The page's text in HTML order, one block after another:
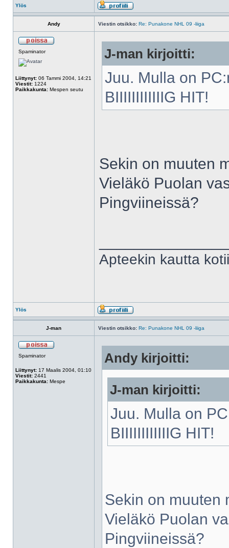
Ylös
Andy Viestin otsikko: Re: Punakone NHL 09 -liiga
Spaminator
Liittynyt: 06 Tammi 2004, 14:21
Viestit: 1224
Paikkakunta: Mespen seutu
J-man kirjoitti:
Juu. Mulla on
BIIIIIIIIIIIIG HIT!
Sekin on muuten
Vieläkö Puolan
Pingviineissä?
Apteekin kautta
Ylös
J-man Viestin otsikko: Re: Punakone NHL 09 -liiga
Spaminator
Liittynyt: 17 Maalis 2004, 01:10
Viestit: 2441
Paikkakunta: Mespe
Andy kirjoitti:
J-man kirjoitti:
Juu. Mulla on
BIIIIIIIIIIIIG HIT!
Sekin on muuten
Vieläkö Puolan
Pingviineissä?